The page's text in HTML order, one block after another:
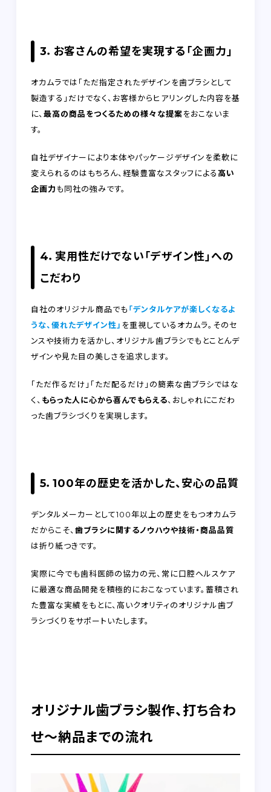
3．お客さんの希望を実現する「企画力」
オカムラでは「ただ指定されたデザインを歯ブラシとして
製造する」だけでなく、お客様からヒアリングした内容を基
に、最高の商品をつくるための様々な提案をおこないま
す。
自社デザイナーにより本体やパッケージデザインを柔軟に
変えられるのはもちろん、経験豊富なスタッフによる高い
企画力も同社の強みです。
4．実用性だけでない「デザイン性」への
こだわり
自社のオリジナル商品でも 「デンタルケアが楽しくなるよ
うな、優れたデザイン性」 を重視しているオカムラ。そのセ
ンスや技術力を活かし、オリジナル歯ブラシでもとことんデ
ザインや見た目の美しさを追求します。
「ただ作るだけ」「ただ配るだけ」の簡素な歯ブラシではな
く、 もらった人に心から喜んでもらえる、おしゃれにこだわ
った歯ブラシづくりを実現します。
5．100年の歴史を活かした、安心の品質
デンタルメーカーとして100年以上の歴史をもつオカムラ
だからこそ、歯ブラシに関するノウハウや技術・商品品質
は折り紙つきです。
実際に今でも歯科医師の協力の元、常に口腔ヘルスケア
に最適な商品開発を積極的におこなっています。蓄積され
た豊富な実績をもとに、高いクオリティのオリジナル歯ブ
ラシづくりをサポートいたします。
オリジナル歯ブラシ製作、打ち合わ
せ～納品までの流れ